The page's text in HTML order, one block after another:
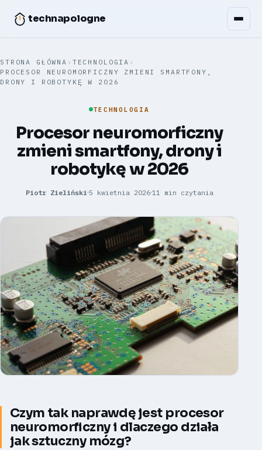
technapologne
STRONA GŁÓWNA › TECHNOLOGIA ›
PROCESOR NEUROMORFICZNY ZMIENI SMARTFONY,
DRONY I ROBOTYKĘ W 2026
TECHNOLOGIA
Procesor neuromorficzny
zmieni smartfony, drony i
robotykę w 2026
Piotr Zieliński 5 kwietnia 2026 11 min czytania
Czym tak naprawdę jest procesor
neuromorficzny i dlaczego działa
jak sztuczny mózg?